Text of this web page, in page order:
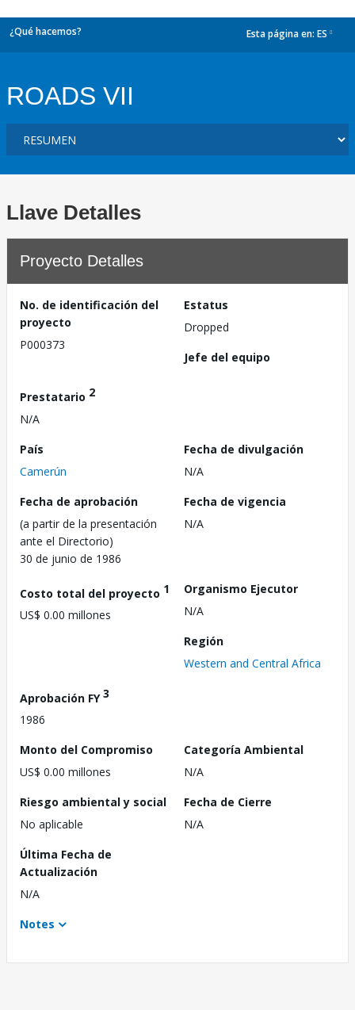
¿Qué hacemos? Esta página en: ES
ROADS VII
Llave Detalles
Proyecto Detalles
No. de identificación del
proyecto
P000373
Estatus
Dropped
Jefe del equipo
Prestatario 2
N/A
País
Camerún
Fecha de divulgación
N/A
Fecha de aprobación
(a partir de la presentación
ante el Directorio)
30 de junio de 1986
Fecha de vigencia
N/A
Costo total del proyecto 1
US$ 0.00 millones
Organismo Ejecutor
N/A
Región
Western and Central Africa
Aprobación FY3
1986
Monto del Compromiso
US$ 0.00 millones
Categoría Ambiental
N/A
Riesgo ambiental y social
No aplicable
Fecha de Cierre
N/A
Última Fecha de
Actualización
N/A
Notes